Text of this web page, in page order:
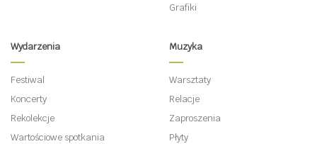
Grafiki
Wydarzenia
Festiwal
Koncerty
Rekolekcje
Wartościowe spotkania
Muzyka
Warsztaty
Relacje
Zaproszenia
Płyty